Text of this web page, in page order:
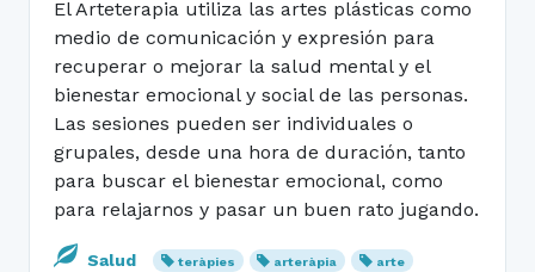
El Arteterapia utiliza las artes plásticas como
medio de comunicación y expresión para
recuperar o mejorar la salud mental y el
bienestar emocional y social de las personas.
Las sesiones pueden ser individuales o
grupales, desde una hora de duración, tanto
para buscar el bienestar emocional, como
para relajarnos y pasar un buen rato jugando.
Salud teràpies arteràpia
arte